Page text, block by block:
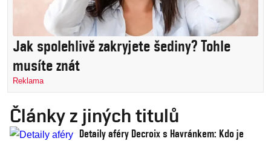
Jak spolehlivě zakryjete šediny? Tohle
musíte znát
Reklama
Články z jiných titulů
Detaily aféry Decroix s Havránkem: Kdo je